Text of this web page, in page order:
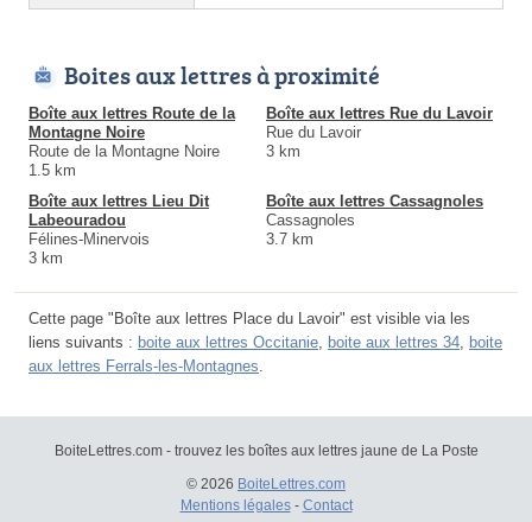
Boites aux lettres à proximité
Boîte aux lettres Route de la
Montagne Noire
Route de la Montagne Noire
1.5 km
Boîte aux lettres Rue du Lavoir
Rue du Lavoir
3 km
Boîte aux lettres Lieu Dit
Labeouradou
Félines-Minervois
3 km
Boîte aux lettres Cassagnoles
Cassagnoles
3.7 km
Cette page "Boîte aux lettres Place du Lavoir" est visible via les
liens suivants : boite aux lettres Occitanie boite aux lettres 34 boite
aux lettres Ferrals-les-Montagnes
BoiteLettres.com - trouvez les boîtes aux lettres jaune de La Poste
© 2026 BoiteLettres.com
Mentions légales- Contact